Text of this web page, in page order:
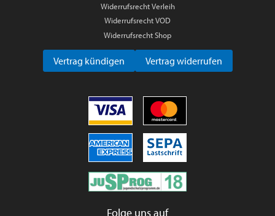
Widerrufsrecht Verleih
Widerrufsrecht VOD
Widerrufsrecht Shop
Vertrag kündigen Vertrag widerrufen
Folge uns auf